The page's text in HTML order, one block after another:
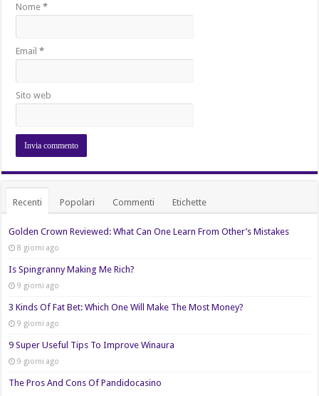
Nome*
Email*
Sito web
Recenti Popolari Commenti Etichette
Golden Crown Reviewed: What Can One Learn From Other’s Mistakes
8 giorni ago
Is Spingranny Making Me Rich?
9 giorni ago
3 Kinds Of Fat Bet: Which One Will Make The Most Money?
9 giorni ago
9 Super Useful Tips To Improve Winaura
9 giorni ago
The Pros And Cons Of Pandidocasino